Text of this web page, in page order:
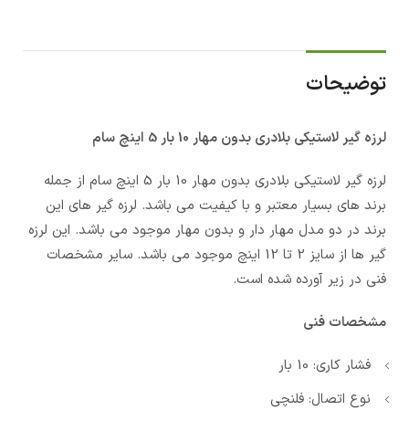
توضیحات
لرزه گیر لاستیکی بلادری بدون مهار 10 بار 5 اینچ سام
لرزه گیر لاستیکی بلادری بدون مهار 10 بار 5 اینچ سام از جمله
برند های بسیار معتبر و با کیفیت می باشد. لرزه گیر های این
برند در دو مدل مهار دار و بدون مهار موجود می باشد. این لرزه
گیر ها از سایز 2 تا 12 اینچ موجود می باشد. سایر مشخصات
فنی در زیر آورده شده است.
مشخصات فنی
فشار کاری: 10 بار
نوع اتصال: فلنچی